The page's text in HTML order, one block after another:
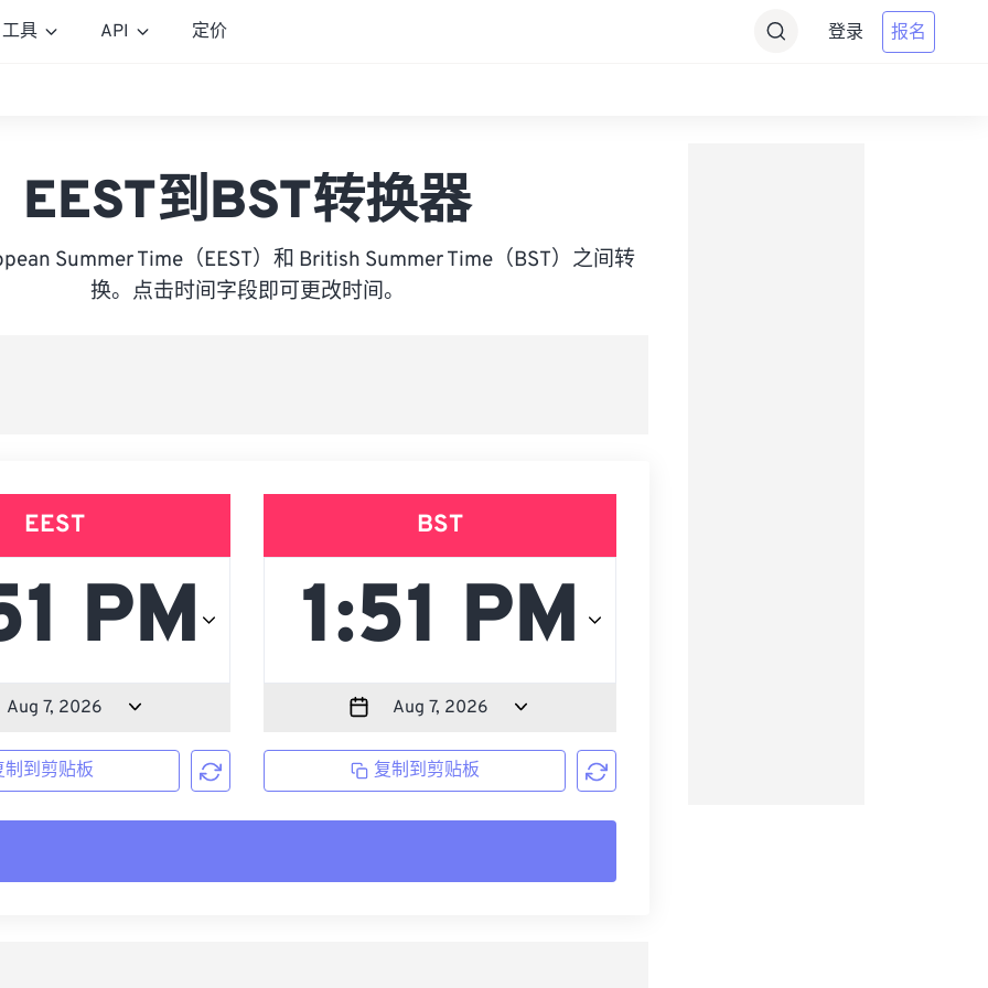
工具 API 定价 登录 报名
EEST到BST转换器
Summer Time（EEST）和 British Summer Time（BST）之间转
换。点击时间字段即可更改时间。
EEST
制到剪贴板
BST
复制到剪贴板